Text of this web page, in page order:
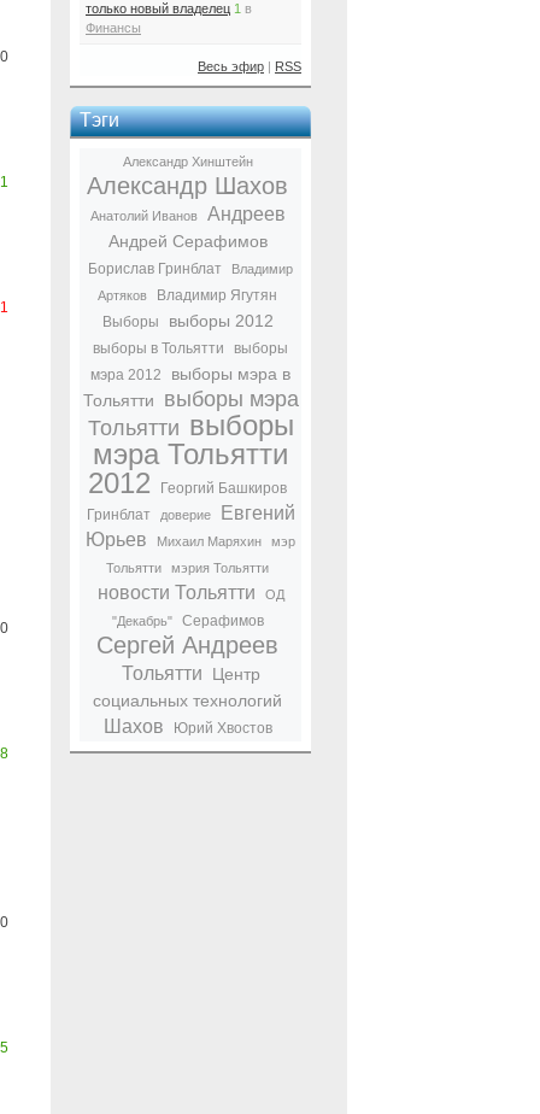
0
0
0
только новый владелец 1 в
Финансы
Весь эфир | RSS
Тэги
Александр Хинштейн
Александр Шахов
Анатолий Иванов Андреев
Андрей Серафимов
Борислав Гринблат
Владимир
Артяков
Владимир Ягутян
Выборы
выборы 2012
выборы в Тольятти
выборы
мэра 2012
выборы мэра в
Тольятти
выборы мэра
Тольятти выборы
мэра Тольятти
2012
Георгий Башкиров
Гринблат
доверие
Евгений
Юрьев
Михаил Маряхин
мэр
Тольятти
мэрия Тольятти
новости Тольятти
ОД
"Декабрь"
Серафимов
Сергей Андреев
Тольятти
Центр
социальных технологий
Шахов Юрий Хвостов